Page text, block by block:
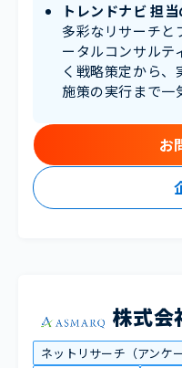
トレンドナビ 担
多彩なリサーチと
ータルコンサルテ
く戦略策定から
施策の実行まで一
お
株式会
ネットリサーチ（アンケ